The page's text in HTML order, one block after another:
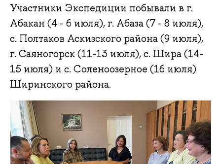
Участники Экспедиции побывали в г.
Абакан (4 - 6 июля), г. Абаза (7 - 8 июля),
с. Полтаков Аскизского района (9 июля),
г. Саяногорск (11-13 июля), с. Шира (14-
15 июля) и с. Соленоозерное (16 июля)
Ширинского района.